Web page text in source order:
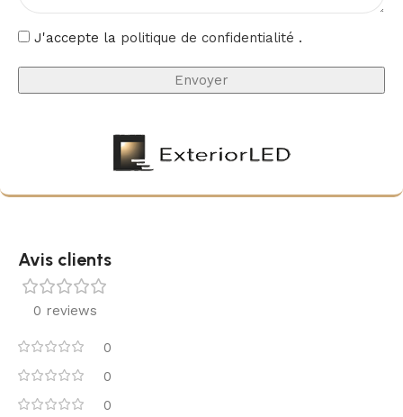
J'accepte la politique de confidentialité .
Avis clients
0 reviews
0
0
0